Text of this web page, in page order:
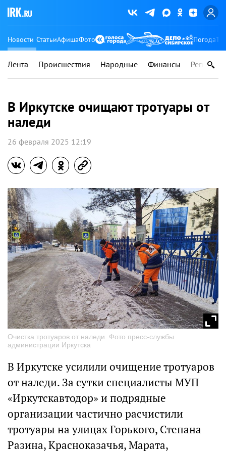
Новости СтатьиАфишаФото Погода
Лента Происшествия Народные Финансы Регионы
В Иркутске очищают тротуары от
наледи
26 февраля 2025 12:19
Очистка тротуаров от наледи. Фото пресс-службы
администрации Иркутска
В Иркутске усилили очищение тротуаров
от наледи. За сутки специалисты МУП
«Иркутскавтодор» и подрядные
организации частично расчистили
тротуары на улицах Горького, Степана
Разина, Красноказачья, Марата,